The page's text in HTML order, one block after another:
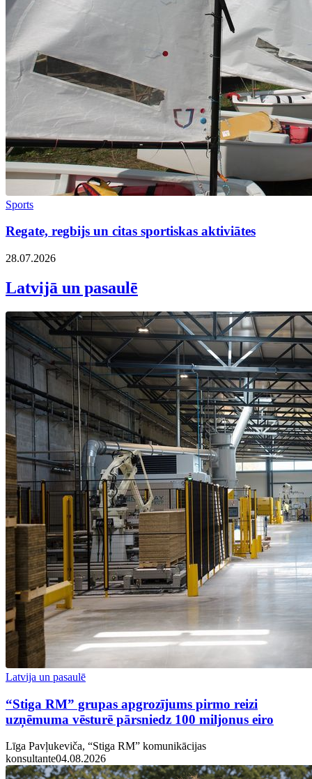
Sports
Regate, regbijs un citas sportiskas aktiviātes
28.07.2026
Latvijā un pasaulē
Latvija un pasaulē
“Stiga RM” grupas apgrozījums pirmo reizi
uzņēmuma vēsturē pārsniedz 100 miljonus eiro
Līga Pavļukeviča, “Stiga RM” komunikācijas
konsultante04.08.2026